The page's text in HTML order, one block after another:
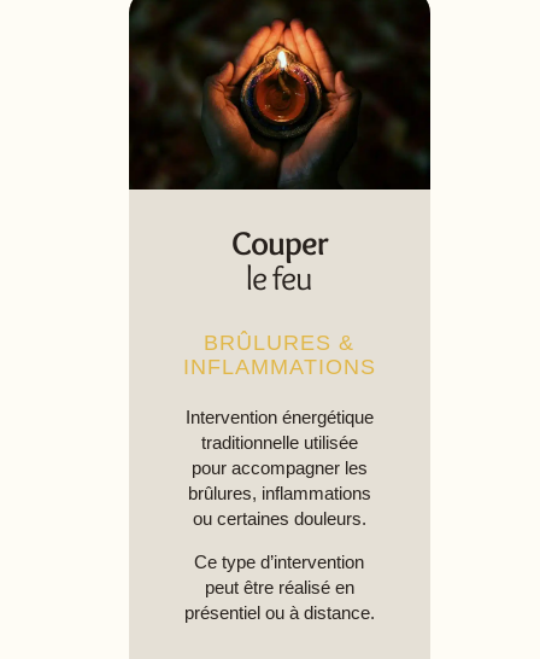
Couper
le feu​
BRÛLURES &
INFLAMMATIONS
Intervention énergétique
traditionnelle utilisée
pour accompagner les
brûlures, inflammations
ou certaines douleurs.
Ce type d’intervention
peut être réalisé en
présentiel ou à distance.